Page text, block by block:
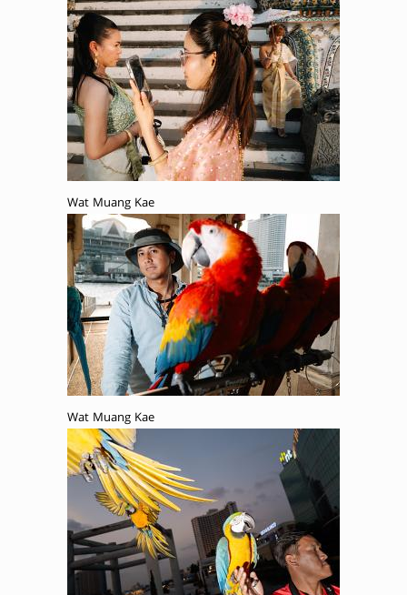
Wat Muang Kae
Wat Muang Kae